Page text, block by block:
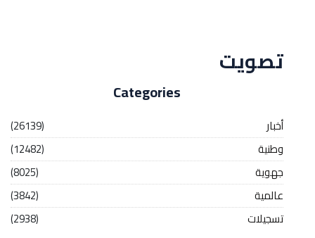
تصويت
Categories
أخبار
(26139)
وطنية
(12482)
جهوية
(8025)
عالمية
(3842)
تسجيلات
(2938)